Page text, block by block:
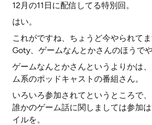
12月の11日に配信してる特別回。
はい。
これがですね、ちょうど今やられて
Goty、ゲームなんとかさんのほうで
ゲームなんとかさんというよりかは
ム系のポッドキャストの番組さん。
いろいろ参加されてというところで
誰かのゲーム話に関しましては参加
イルを。